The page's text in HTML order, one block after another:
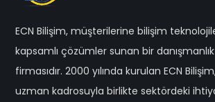
ECN Bilişim, müşterilerine bilişim
kapsamlı çözümler sunan bir
firmasıdır. 2000 yılında kurulan ECN
uzman kadrosuyla birlikte sektördeki